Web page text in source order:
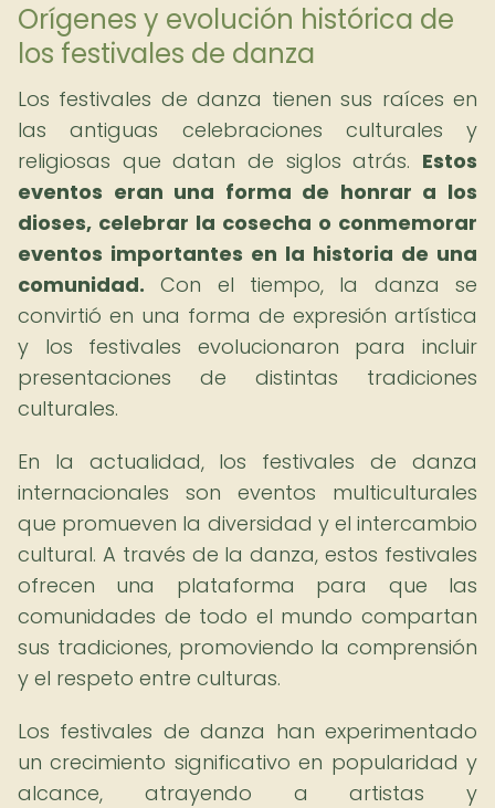
Orígenes y evolución histórica de
los festivales de danza
Los festivales de danza tienen sus raíces en
las antiguas celebraciones culturales y
religiosas que datan de siglos atrás. Estos
eventos eran una forma de honrar a los
dioses, celebrar la cosecha o conmemorar
eventos importantes en la historia de una
comunidad. Con el tiempo, la danza se
convirtió en una forma de expresión artística
y los festivales evolucionaron para incluir
presentaciones de distintas tradiciones
culturales.
En la actualidad, los festivales de danza
internacionales son eventos multiculturales
que promueven la diversidad y el intercambio
cultural. A través de la danza, estos festivales
ofrecen una plataforma para que las
comunidades de todo el mundo compartan
sus tradiciones, promoviendo la comprensión
y el respeto entre culturas.
Los festivales de danza han experimentado
un crecimiento significativo en popularidad y
alcance, atrayendo a artistas y